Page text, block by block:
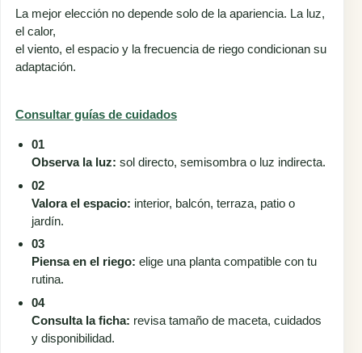
La mejor elección no depende solo de la apariencia. La luz,
el calor,
el viento, el espacio y la frecuencia de riego condicionan su
adaptación.
Consultar guías de cuidados
01
Observa la luz: sol directo, semisombra o luz indirecta.
02
Valora el espacio: interior, balcón, terraza, patio o
jardín.
03
Piensa en el riego: elige una planta compatible con tu
rutina.
04
Consulta la ficha: revisa tamaño de maceta, cuidados
y disponibilidad.